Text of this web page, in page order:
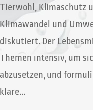
Tierwohl, Klimaschutz
Klimawandel und
diskutiert. Der
Themen intensiv, um
abzusetzen, und
klare...